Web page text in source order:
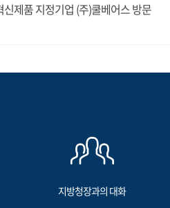
제품 지정기업 (주)쿨베어스 방문
지방청장과의 대화